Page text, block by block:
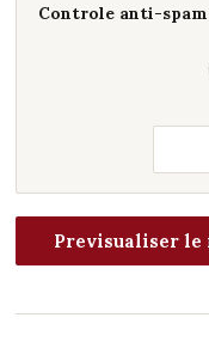
Controle anti-